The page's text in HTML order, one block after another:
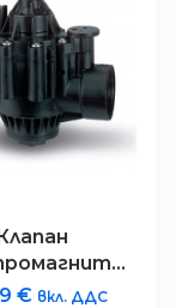
100-PGA –
€ вкл. ДДС